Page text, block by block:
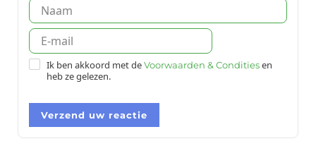
Ik ben akkoord met deVoorwaarden & Conditiesen
heb ze gelezen.
Verzend uw reactie